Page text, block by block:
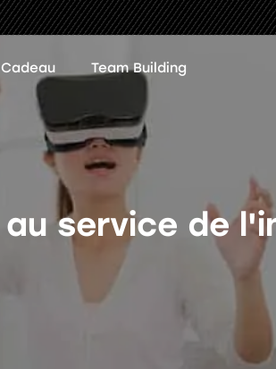
Team Building
service de